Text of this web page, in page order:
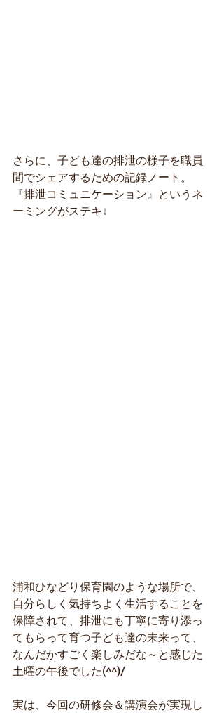
さらに、子ども達の排泄の様子を職員
間でシェアするための記録ノート。
『排泄コミュニケーション』というネ
ーミングがステキ↓
浦和ひなどり保育園のような場所で、
自分らしく気持ちよく生活することを
保障されて、排泄にも丁寧に寄り添っ
てもらって育つ子ども達の未来って、
なんだかすごく楽しみだな～と感じた
土曜の午後でした(^^)/
実は、今回の研修会＆講演会が実現し